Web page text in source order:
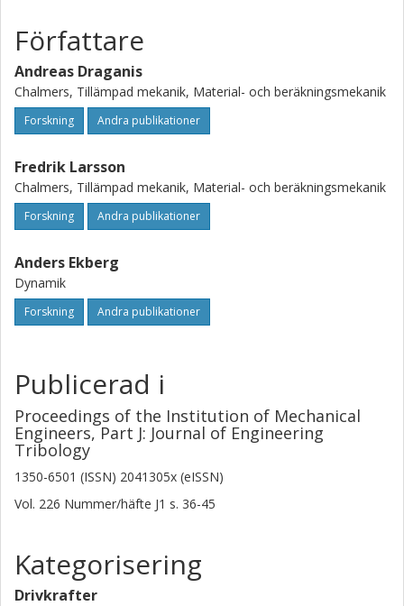
Författare
Andreas Draganis
Chalmers, Tillämpad mekanik, Material- och beräkningsmekanik
Forskning Andra publikationer
Fredrik Larsson
Chalmers, Tillämpad mekanik, Material- och beräkningsmekanik
Forskning Andra publikationer
Anders Ekberg
Dynamik
Forskning Andra publikationer
Publicerad i
Proceedings of the Institution of Mechanical
Engineers, Part J: Journal of Engineering
Tribology
1350-6501 (ISSN) 2041305x (eISSN)
Vol. 226 Nummer/häfte J1 s. 36-45
Kategorisering
Drivkrafter